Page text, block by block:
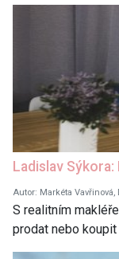
Ladislav
Autor: Markéta Vavřinová,
S realitním
prodat nebo